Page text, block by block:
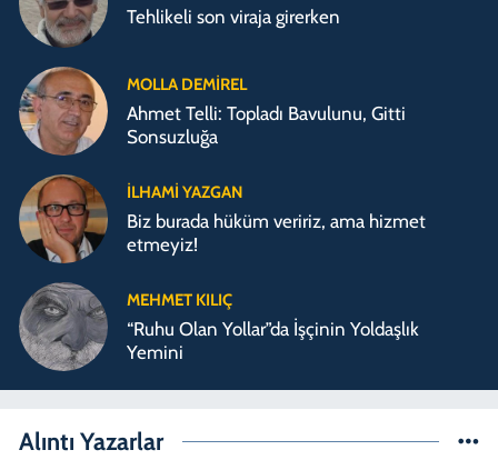
Tehlikeli son viraja girerken
MOLLA DEMIREL
Ahmet Telli: Topladı Bavulunu, Gitti
Sonsuzluğa
İLHAMI YAZGAN
Biz burada hüküm veririz, ama hizmet
etmeyiz!
MEHMET KILIÇ
“Ruhu Olan Yollar”da İşçinin Yoldaşlık
Yemini
Alıntı Yazarlar